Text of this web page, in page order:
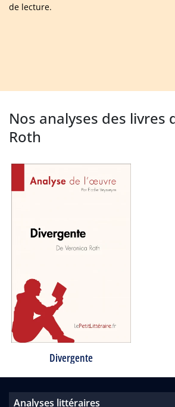
de lecture.
Nos analyses des livres
Roth
Divergente
Analyses littéraires